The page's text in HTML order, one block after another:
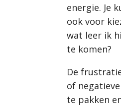
energie. Je
ook voor
wat leer ik
te komen?
De
of
te pakken